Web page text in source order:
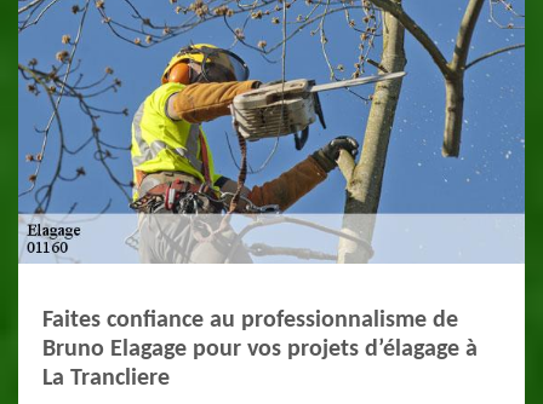
Faites confiance au professionnalisme de
Bruno Elagage pour vos projets d’élagage à
La Trancliere